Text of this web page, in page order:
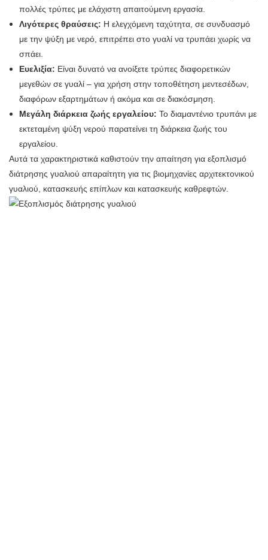
πολλές τρύπες με ελάχιστη απαιτούμενη εργασία.
Λιγότερες θραύσεις: Η ελεγχόμενη ταχύτητα, σε συνδυασμό
με την ψύξη με νερό, επιτρέπει στο γυαλί να τρυπάει χωρίς να
σπάει.
Ευελιξία: Είναι δυνατό να ανοίξετε τρύπες διαφορετικών
μεγεθών σε γυαλί – για χρήση στην τοποθέτηση μεντεσέδων,
διαφόρων εξαρτημάτων ή ακόμα και σε διακόσμηση.
Μεγάλη διάρκεια ζωής εργαλείου: Το διαμαντένιο τρυπάνι με
εκτεταμένη ψύξη νερού παρατείνει τη διάρκεια ζωής του
εργαλείου.
Αυτά τα χαρακτηριστικά καθιστούν την απαίτηση για εξοπλισμό
διάτρησης γυαλιού απαραίτητη για τις βιομηχανίες αρχιτεκτονικού
γυαλιού, κατασκευής επίπλων και κατασκευής καθρεφτών.